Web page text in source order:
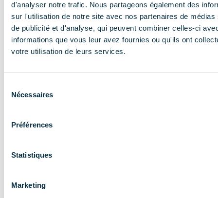
d'analyser notre trafic. Nous partageons également des
sur l'utilisation de notre site avec nos partenaires de médias
de publicité et d'analyse, qui peuvent combiner celles-ci
informations que vous leur avez fournies ou qu'ils ont
votre utilisation de leurs services.
Nécessaires
Préférences
Statistiques
Marketing
NOS MISSIONS
Le COMIDENT
apporte son
entreprises et
les accompagne